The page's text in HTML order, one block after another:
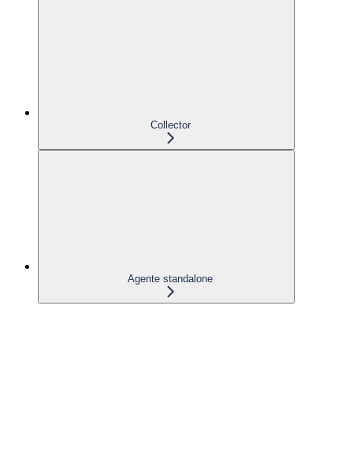
Collector
Agente standalone